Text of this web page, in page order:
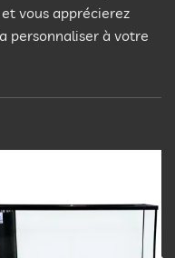
vous apprécierez
personnaliser à votre
à la
liste
d’envies